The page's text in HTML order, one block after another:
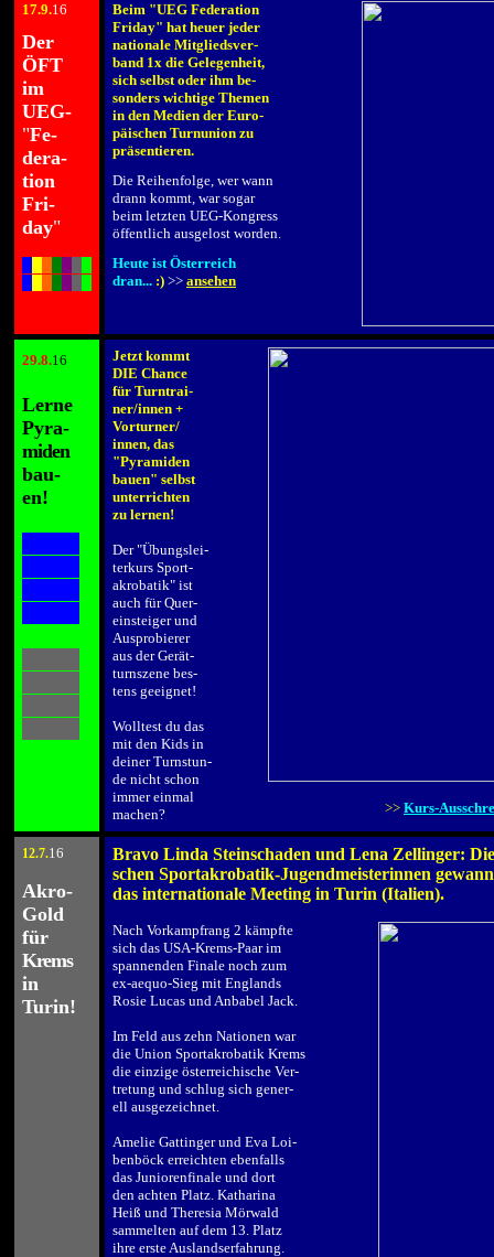
17.9.16
Der
ÖFT
im
UEG-
"Fe-
dera-
tion
Fri-
day"
Beim "UEG Federation
Friday" hat heuer jeder
nationale Mitgliedsver-
band 1x die Gelegenheit,
sich selbst oder ihm be-
sonders wichtige Themen
in den Medien der Euro-
päischen Turnunion zu
präsentieren.
Die Reihenfolge, wer wann
drann kommt, war sogar
beim letzten UEG-Kongress
öffentlich ausgelost worden.
Heute ist Österreich
dran... :) >> ansehen
29.8.16
Lerne
Pyra-
miden
bau-
en!
Jetzt kommt
DIE Chance
für Turntrai-
ner/innen +
Vorturner/
innen, das
"Pyramiden
bauen" selbst
unterrichten
zu lernen!
Der "Übungslei-
terkurs Sport-
akrobatik" ist
auch für Quer-
einsteiger und
Ausprobierer
aus der Gerät-
turnszene bes-
tens geeignet!
Wolltest du das
mit den Kids in
deiner Turnstun-
de nicht schon
immer einmal
machen?
>> Kurs-
12.7.16
Akro-
Gold
für
Krems
in
Turin!
Bravo Linda Steinschaden und Lena Zellinger:
schen Sportakrobatik-Jugendmeisterinnen
das internationale Meeting in Turin (Italien).
Nach Vorkampfrang 2 kämpfte
sich das USA-Krems-Paar im
spannenden Finale noch zum
ex-aequo-Sieg mit Englands
Rosie Lucas und Anbabel Jack.
Im Feld aus zehn Nationen war
die Union Sportakrobatik Krems
die einzige österreichische Ver-
tretung und schlug sich gener-
ell ausgezeichnet.
Amelie Gattinger und Eva Loi-
benböck erreichten ebenfalls
das Juniorenfinale und dort
den achten Platz. Katharina
Heiß und Theresia Mörwald
sammelten auf dem 13. Platz
ihre erste Auslandserfahrung.